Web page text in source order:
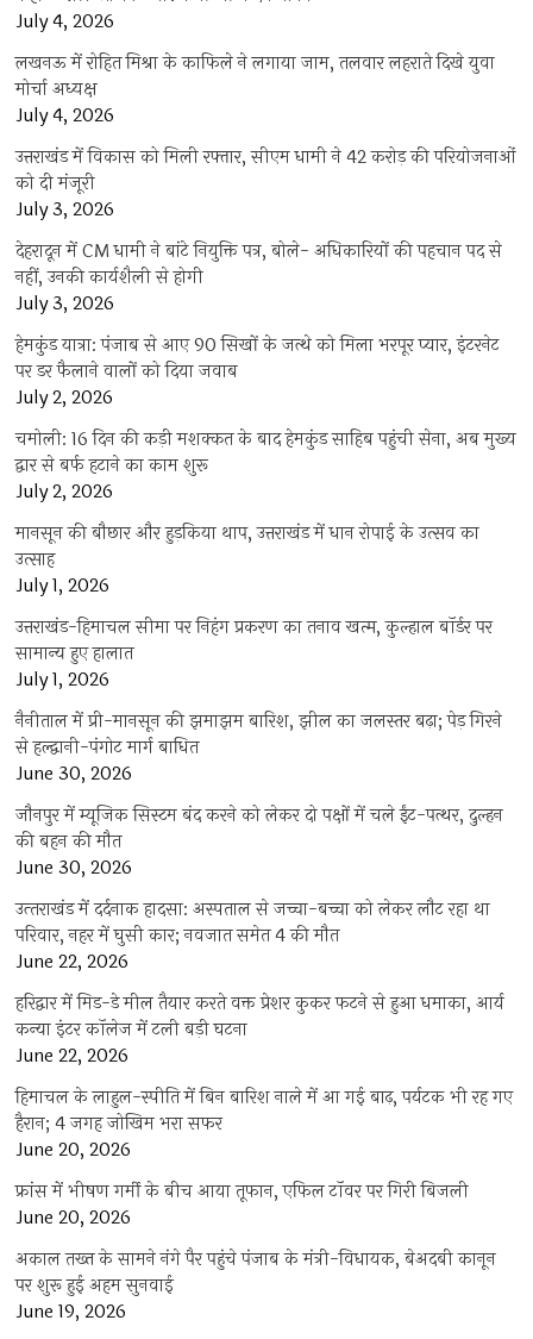
July 4, 2026
लखनऊ में रोहित मिश्रा के काफिले ने लगाया जाम, तलवार लहराते दिखे युवा
मोर्चा अध्यक्ष
July 4, 2026
उत्तराखंड में विकास को मिली रफ्तार, सीएम धामी ने 42 करोड़ की परियोजनाओं
को दी मंजूरी
July 3, 2026
देहरादून में CM धामी ने बांटे नियुक्ति पत्र, बोले- अधिकारियों की पहचान पद से
नहीं, उनकी कार्यशैली से होगी
July 3, 2026
हेमकुंड यात्रा: पंजाब से आए 90 सिखों के जत्थे को मिला भरपूर प्यार, इंटरनेट
पर डर फैलाने वालों को दिया जवाब
July 2, 2026
चमोली: 16 दिन की कड़ी मशक्कत के बाद हेमकुंड साहिब पहुंची सेना, अब मुख्य
द्वार से बर्फ हटाने का काम शुरू
July 2, 2026
मानसून की बौछार और हुड़किया थाप, उत्तराखंड में धान रोपाई के उत्सव का
उत्साह
July 1, 2026
उत्तराखंड-हिमाचल सीमा पर निहंग प्रकरण का तनाव खत्म, कुल्हाल बॉर्डर पर
सामान्य हुए हालात
July 1, 2026
नैनीताल में प्री-मानसून की झमाझम बारिश, झील का जलस्तर बढ़ा; पेड़ गिरने
से हल्द्वानी-पंगोट मार्ग बाधित
June 30, 2026
जौनपुर में म्यूजिक सिस्टम बंद करने को लेकर दो पक्षों में चले ईंट-पत्थर, दुल्हन
की बहन की मौत
June 30, 2026
उत्‍तराखंड में दर्दनाक हादसा: अस्पताल से जच्चा-बच्चा को लेकर लौट रहा था
परिवार, नहर में घुसी कार; नवजात समेत 4 की मौत
June 22, 2026
हरिद्वार में मिड-डे मील तैयार करते वक्त प्रेशर कुकर फटने से हुआ धमाका, आर्य
कन्या इंटर कॉलेज में टली बड़ी घटना
June 22, 2026
हिमाचल के लाहुल-स्पीति में बिन बारिश नाले में आ गई बाढ़, पर्यटक भी रह गए
हैरान; 4 जगह जोखिम भरा सफर
June 20, 2026
फ्रांस में भीषण गर्मी के बीच आया तूफान, एफिल टॉवर पर गिरी बिजली
June 20, 2026
अकाल तख्त के सामने नंगे पैर पहुंचे पंजाब के मंत्री-विधायक, बेअदबी कानून
पर शुरू हुई अहम सुनवाई
June 19, 2026